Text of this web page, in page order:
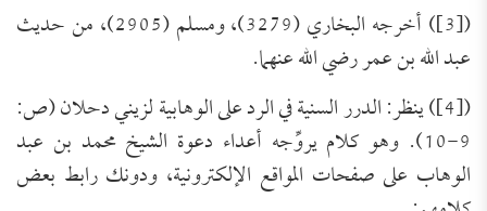
([3]) أخرجه البخاري (3279)، ومسلم (2905)، من حديث
عبد الله بن عمر رضي الله عنهما.
([4]) ينظر: الدرر السنية في الرد على الوهابية لزيني دحلان (ص:
9-10). وهو كلام يروِّجه أعداء دعوة الشيخ محمد بن عبد
الوهاب على صفحات المواقع الإلكترونية، ودونك رابط بعض